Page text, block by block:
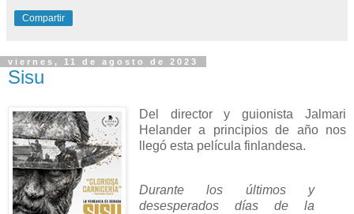
Compartir
viernes, 11 de agosto de 2023
Sisu
Del director y guionista Jalmari
Helander a principios de año nos
llegó esta película finlandesa.
Durante los últimos y
desesperados días de la